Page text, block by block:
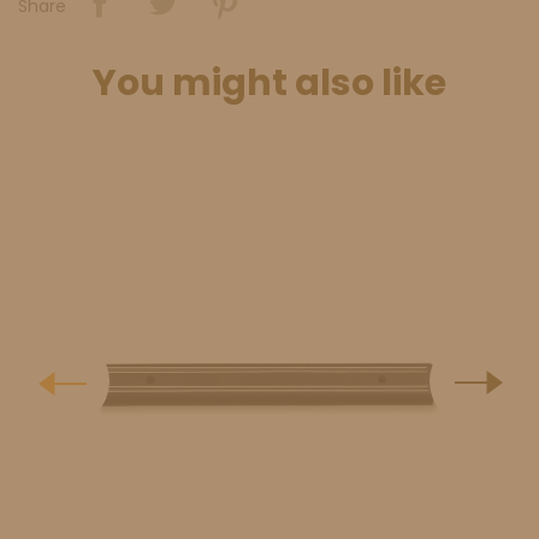
Share
You might also like